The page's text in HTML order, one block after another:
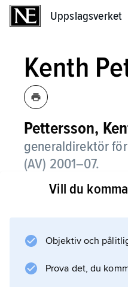
Uppslagsverket
Kenth
Pettersson,
generaldirektör
(AV) 2001–07.
Pettersson
avtalssekreterare och
förbundsordförande
Vill du
Objektiv och
Prova det, du